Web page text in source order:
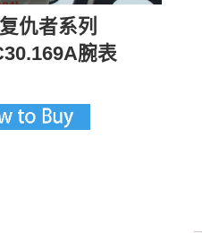
仇者系列
腕表